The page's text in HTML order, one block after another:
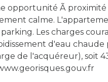
Ã proximité
calme.
Les charges
d'eau chaude
de l'acquéreur), soit